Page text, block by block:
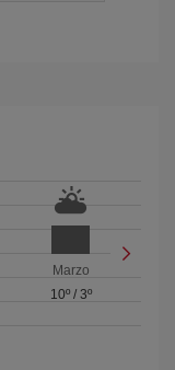
Marzo
10º/ 3º